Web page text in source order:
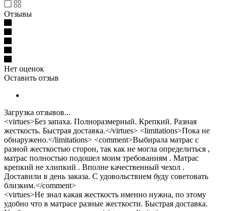
Отзывы
Нет оценок
Оставить отзыв
Загрузка отзывов...
<virtues>Без запаха. Полноразмерный. Крепкий. Разная
жесткость. Быстрая доставка.</virtues> <limitations>Пока не
обнаружено.</limitations> <comment>Выбирала матрас с
разной жесткостью сторон, так как не могла определиться ,
матрас полностью подошел моим требованиям . Матрас
крепкий не хлипкий . Вполне качественный чехол .
Доставили в день заказа. С удовольствием буду советовать
близким.</comment>
<virtues>Не знал какая жесткость именно нужна, по этому
удобно что в матрасе разные жесткости. Быстрая доставка.